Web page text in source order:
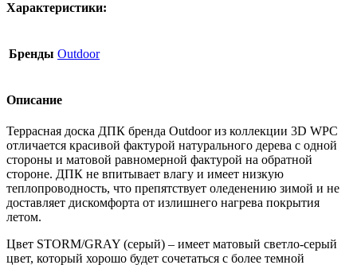
Характеристики:
Бренды Outdoor
Описание
Террасная доска ДПК бренда Outdoor из коллекции 3D WPC
отличается красивой фактурой натурального дерева с одной
стороны и матовой равномерной фактурой на обратной
стороне. ДПК не впитывает влагу и имеет низкую
теплопроводность, что препятствует оледенению зимой и не
доставляет дискомфорта от излишнего нагрева покрытия
летом.
Цвет STORM/GRAY (серый) – имеет матовый светло-серый
цвет, который хорошо будет сочетаться с более темной